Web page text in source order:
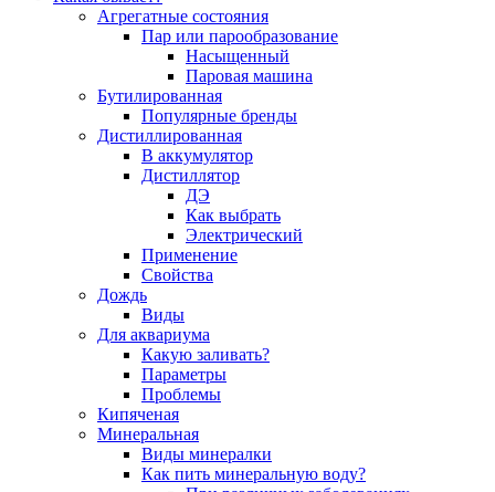
Агрегатные состояния
Пар или парообразование
Насыщенный
Паровая машина
Бутилированная
Популярные бренды
Дистиллированная
В аккумулятор
Дистиллятор
ДЭ
Как выбрать
Электрический
Применение
Свойства
Дождь
Виды
Для аквариума
Какую заливать?
Параметры
Проблемы
Кипяченая
Минеральная
Виды минералки
Как пить минеральную воду?